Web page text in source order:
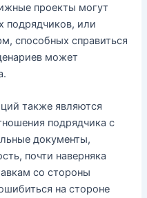
проекты могут
подрядчиков, или
способных справиться
может
также являются
подрядчика с
документы,
почти наверняка
со стороны
на стороне